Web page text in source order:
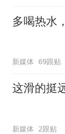
多喝热水
新媒体 69跟贴
这滑的挺
新媒体 2跟贴